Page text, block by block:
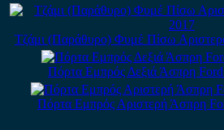
Τζάμι (Παράθυρο) Φυμέ Πίσω
Πόρτα Εμπρός Δεξιά Άσπρη
Πόρτα Εμπρός Αριστερή Άσπρη